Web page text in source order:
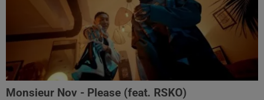
Monsieur Nov‬ - Please (feat. RSKO)